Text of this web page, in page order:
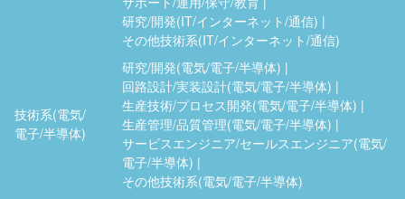
研究/開発(IT/インターネット/通信)
その他技術系(IT/インターネット/通信)
技術系(電気/
電子/半導体)
研究/開発(電気/電子/半導体)
回路設計/実装設計(電気/電子/半導体)
生産技術/プロセス開発(電気/電子/半導体)
生産管理/品質管理(電気/電子/半導体)
サービスエンジニア/セールスエンジニア(電気/
電子/半導体)
その他技術系(電気/電子/半導体)